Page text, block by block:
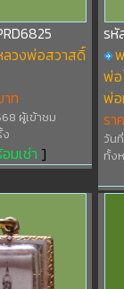
ลวงพ่อสวาสดิ์
ท
ผู้เข้าชม
มเช่า ]
รหั
พ่
พ่อ
รา
วัน
ทั้ง